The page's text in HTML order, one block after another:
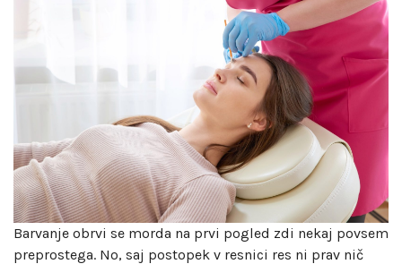
Barvanje obrvi se morda na prvi pogled zdi nekaj povsem
preprostega. No, saj postopek v resnici res ni prav nič